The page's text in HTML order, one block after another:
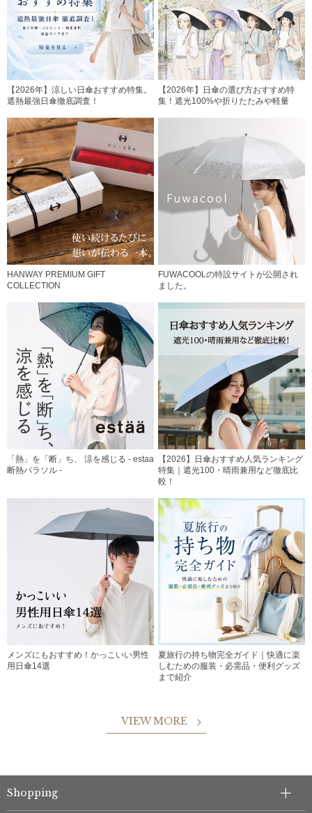
【2026年】涼しい日傘おすすめ特集。
遮熱最強日傘徹底調査！
【2026年】日傘の選び方おすすめ特
集！遮光100%や折りたたみや軽量
HANWAY PREMIUM GIFT
COLLECTION
FUWACOOLの特設サイトが公開され
ました。
「熱」を「断」ち、 涼を感じる - estaa
断熱パラソル -
【2026】日傘おすすめ人気ランキング
特集｜遮光100・晴雨兼用など徹底比
較！
メンズにもおすすめ！かっこいい男性
用日傘14選
夏旅行の持ち物完全ガイド｜快適に楽
しむための服装・必需品・便利グッズ
まで紹介
VIEW MORE
Shopping